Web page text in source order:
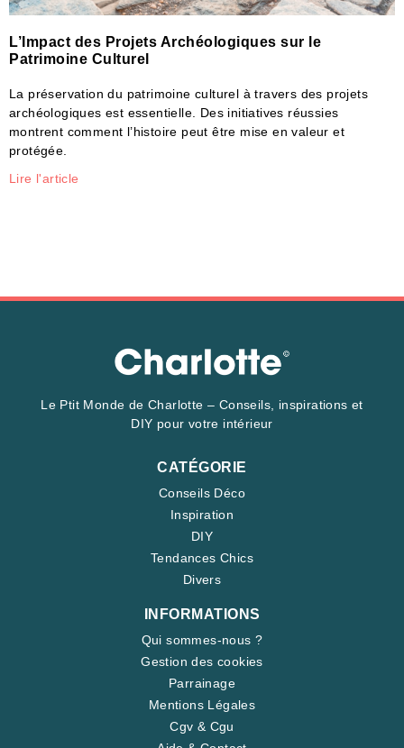
L’Impact des Projets Archéologiques sur le
Patrimoine Culturel
La préservation du patrimoine culturel à travers des projets
archéologiques est essentielle. Des initiatives réussies
montrent comment l’histoire peut être mise en valeur et
protégée.
Lire l'article
Le Ptit Monde de Charlotte – Conseils, inspirations et
DIY pour votre intérieur
CATÉGORIE
Conseils Déco
Inspiration
DIY
Tendances Chics
Divers
INFORMATIONS
Qui sommes-nous ?
Gestion des cookies
Parrainage
Mentions Légales
Cgv & Cgu